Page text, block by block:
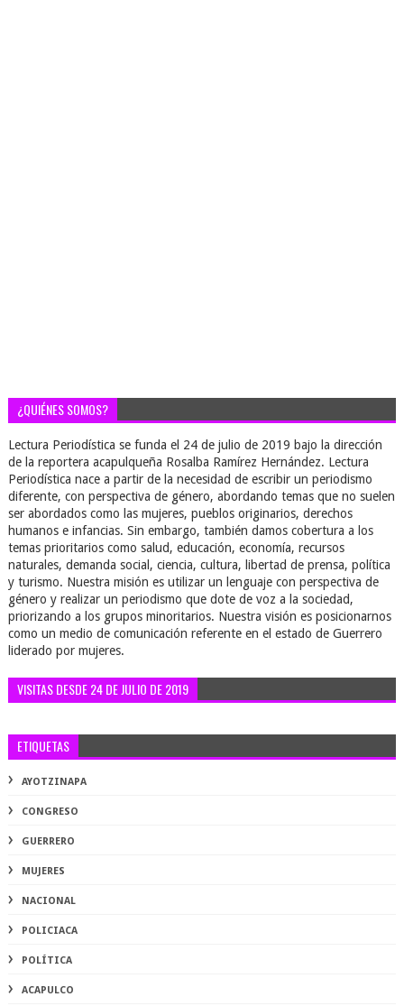
¿QUIÉNES SOMOS?
Lectura Periodística se funda el 24 de julio de 2019 bajo la dirección
de la reportera acapulqueña Rosalba Ramírez Hernández. Lectura
Periodística nace a partir de la necesidad de escribir un periodismo
diferente, con perspectiva de género, abordando temas que no suelen
ser abordados como las mujeres, pueblos originarios, derechos
humanos e infancias. Sin embargo, también damos cobertura a los
temas prioritarios como salud, educación, economía, recursos
naturales, demanda social, ciencia, cultura, libertad de prensa, política
y turismo. Nuestra misión es utilizar un lenguaje con perspectiva de
género y realizar un periodismo que dote de voz a la sociedad,
priorizando a los grupos minoritarios. Nuestra visión es posicionarnos
como un medio de comunicación referente en el estado de Guerrero
liderado por mujeres.
VISITAS DESDE 24 DE JULIO DE 2019
ETIQUETAS
AYOTZINAPA
CONGRESO
GUERRERO
MUJERES
NACIONAL
POLICIACA
POLÍTICA
ACAPULCO